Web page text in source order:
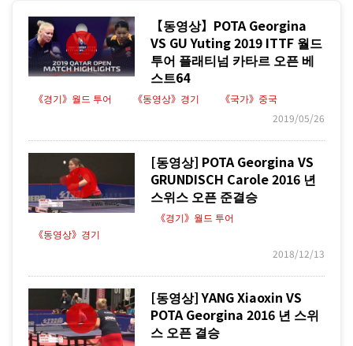
【동영상】POTA Georgina
VS GU Yuting 2019 ITTF 월드
투어 플래티넘 카타르 오픈 베
스트64
《경기》월드 투어 《동영상》경기
《국가》중국
2019/05/26
[동영상] POTA Georgina VS
GRUNDISCH Carole 2016 년
스위스 오픈 준결승
《경기》월드 투어
《동영상》경기
2018/12/13
[동영상] YANG Xiaoxin VS
POTA Georgina 2016 년 스위
스 오픈 결승